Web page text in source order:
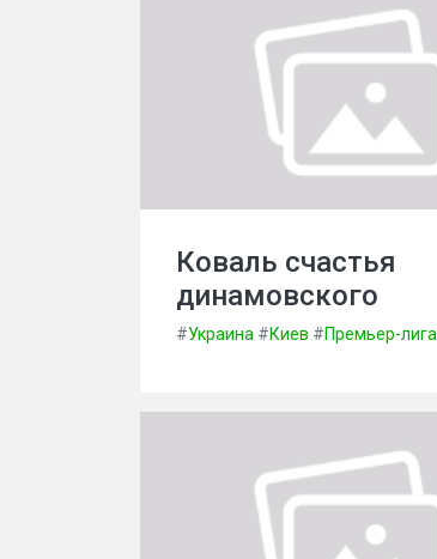
Коваль счастья
динамовского
#Украина #Киев #Премьер-лига